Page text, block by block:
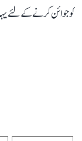
کو جوائن کرنے کے لئے